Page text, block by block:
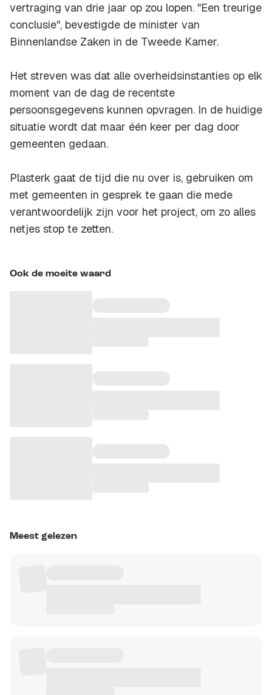
vertraging van drie jaar op zou lopen. "Een treurige
conclusie", bevestigde de minister van
Binnenlandse Zaken in de Tweede Kamer.
Het streven was dat alle overheidsinstanties op elk
moment van de dag de recentste
persoonsgegevens kunnen opvragen. In de huidige
situatie wordt dat maar één keer per dag door
gemeenten gedaan.
Plasterk gaat de tijd die nu over is, gebruiken om
met gemeenten in gesprek te gaan die mede
verantwoordelijk zijn voor het project, om zo alles
netjes stop te zetten.
Ook de moeite waard
Meest gelezen